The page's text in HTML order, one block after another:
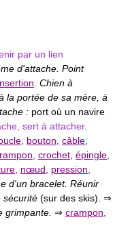
par un lien
d'attache. Point
Chien à
la portée de sa mère, à
: port où un navire
sert à attacher.
bouton câble
crochet épingle
nœud pression
d'un bracelet. Réunir
sécurité (sur des skis). ⇒
grimpante. ⇒ crampon